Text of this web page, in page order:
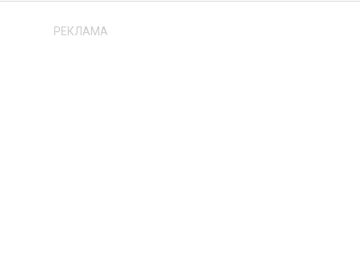
РЕКЛАМА